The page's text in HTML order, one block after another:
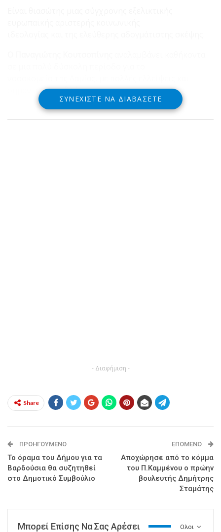
σημαντικά προβλήματα.
ΣΥΝΕΧΊΣΤΕ ΝΑ ΔΙΑΒΆΣΕΤΕ
- Διαφήμιση -
Share
ΠΡΟΗΓΟΎΜΕΝΟ
Το όραμα του Δήμου για τα
Βαρδούσια θα συζητηθεί
στο Δημοτικό Συμβούλιο
ΕΠΌΜΕΝΟ
Αποχώρησε από το κόμμα
του Π.Καμμένου ο πρώην
βουλευτής Δημήτρης
Σταμάτης
Ολοι
Μπορεί Επίσης Να Σας Αρέσει